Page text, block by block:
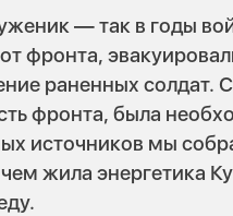
— так в годы
фронта,
раненных солдат.
фронта, была
источников мы
жила энергетика